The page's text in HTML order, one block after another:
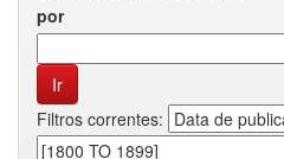
por
Filtros correntes: